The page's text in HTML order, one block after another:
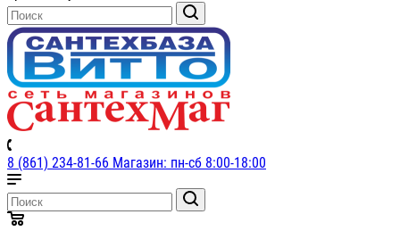
8 (861) 234-81-66 Магазин: пн-сб 8:00-18:00